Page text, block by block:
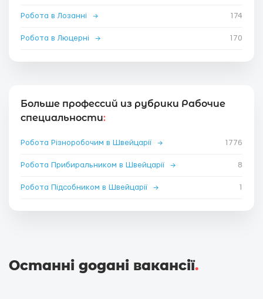
Робота в Лозанні → 174
Робота в Люцерні → 170
Больше профессий из рубрики Рабочие
специальности:
Робота Різноробочим в Швейцарії → 1776
Робота Прибиральником в Швейцарії → 8
Робота Підсобником в Швейцарії → 1
Останні додані вакансії.